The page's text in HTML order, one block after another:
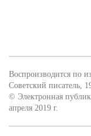
Воспроизводится по
Советский писатель,
© Электронная
апреля 2019 г.